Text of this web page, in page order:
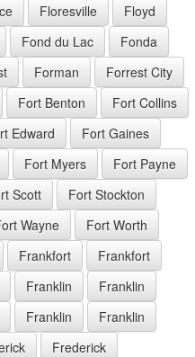
Floresville
Floyd
Fond du Lac
Fonda
Forman
Forrest City
Fort Benton
Fort Collins
Edward
Fort Gaines
Fort Myers
Fort Payne
Scott
Fort Stockton
Wayne
Fort Worth
Frankfort
Frankfort
Franklin
Franklin
Franklin
Franklin
Frederick